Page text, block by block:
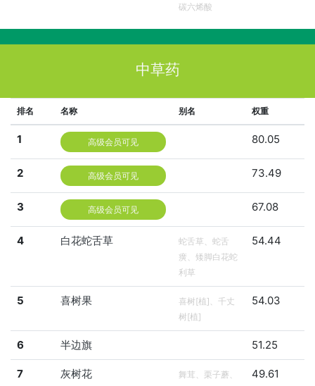
碳六烯酸
中草药
排名 名称 别名 权重
1 高级会员可见 80.05
2 高级会员可见 73.49
3 高级会员可见 67.08
4 白花蛇舌草
蛇舌草、蛇舌
癀、矮脚白花蛇
利草
54.44
5 喜树果
喜树[植]、千丈
树[植]
54.03
6 半边旗 51.25
7 灰树花
舞茸、栗子蘑、
49.61